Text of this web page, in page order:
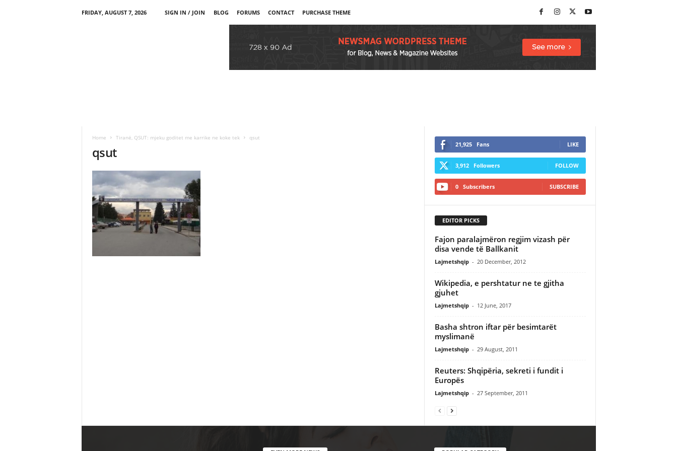
FRIDAY, AUGUST 7, 2026 SIGN IN / JOIN BLOG FORUMS CONTACT PURCHASE THEME
Home Tiranë, QSUT: mjeku goditet me karrike ne koke tek qsut
qsut 21,925 Fans LIKE
3,912 Followers FOLLOW
0 Subscribers SUBSCRIBE
EDITOR PICKS
Fajon paralajmëron regjim vizash për
disa vende të Ballkanit
Lajmetshqip - 20 December, 2012
Wikipedia, e pershtatur ne te gjitha
gjuhet
Lajmetshqip - 12 June, 2017
Basha shtron iftar për besimtarët
myslimanë
Lajmetshqip - 29 August, 2011
Reuters: Shqipëria, sekreti i fundit i
Europës
Lajmetshqip - 27 September, 2011